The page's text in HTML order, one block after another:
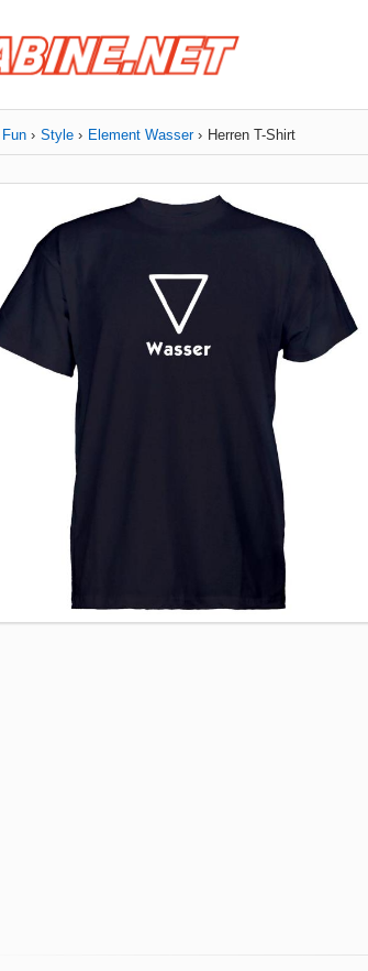
Fun Style Element Wasser Herren T-Shirt